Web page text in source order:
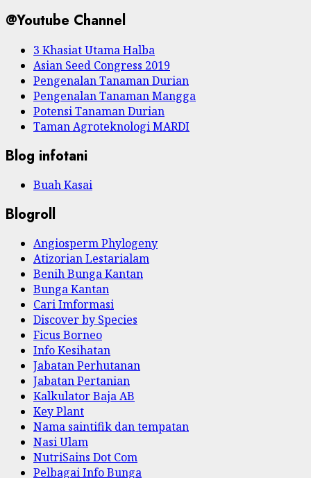
@Youtube Channel
3 Khasiat Utama Halba
Asian Seed Congress 2019
Pengenalan Tanaman Durian
Pengenalan Tanaman Mangga
Potensi Tanaman Durian
Taman Agroteknologi MARDI
Blog infotani
Buah Kasai
Blogroll
Angiosperm Phylogeny
Atizorian Lestarialam
Benih Bunga Kantan
Bunga Kantan
Cari Imformasi
Discover by Species
Ficus Borneo
Info Kesihatan
Jabatan Perhutanan
Jabatan Pertanian
Kalkulator Baja AB
Key Plant
Nama saintifik dan tempatan
Nasi Ulam
NutriSains Dot Com
Pelbagai Info Bunga